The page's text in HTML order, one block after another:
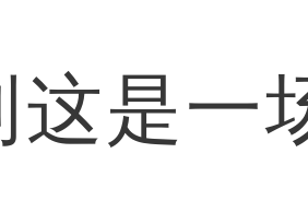
这是一